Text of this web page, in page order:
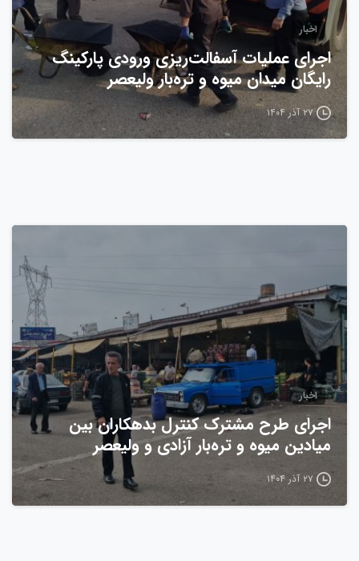
اخبار
اجرای عملیات آسفالت‌ریزی ورودی پارکینگ
رایگان میدان میوه و تره‌بار ولیعصر
۲۷ آذر ۱۴۰۴
اخبار
اجرای طرح مشترک کنترل بدهکاران بین
میادین میوه و تره‌بار آزادی و ولیعصر
۲۷ آذر ۱۴۰۴